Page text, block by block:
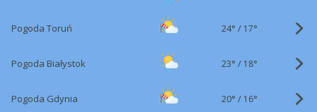
Pogoda Toruń 24° / 17°
Pogoda Białystok 23° / 18°
Pogoda Gdynia 20° / 16°